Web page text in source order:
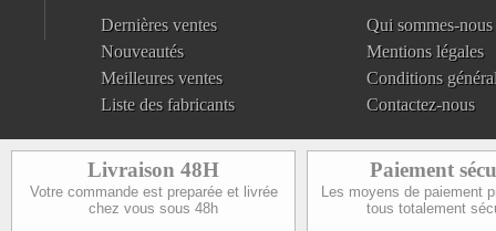
Dernières ventes
Nouveautés
Meilleures ventes
Liste des fabricants
Qui sommes-nous
Mentions légales
Conditions
Contactez-nous
Livraison 48H
Votre commande est preparée et livrée
chez vous sous 48h
Paiement
Les moyens de paiement
tous totalement